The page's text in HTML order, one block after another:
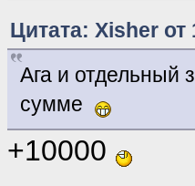
Цитата: Xisher
Ага и отдельный
сумме
+10000